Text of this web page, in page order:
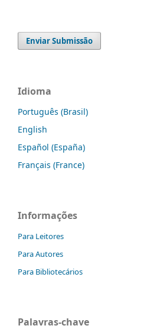
Enviar Submissão
Idioma
Português (Brasil)
English
Español (España)
Français (France)
Informações
Para Leitores
Para Autores
Para Bibliotecários
Palavras-chave